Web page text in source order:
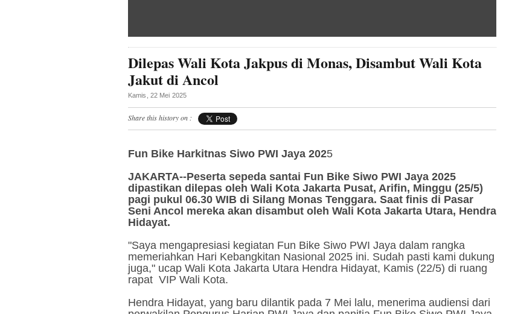
Dilepas Wali Kota Jakpus di Monas, Disambut Wali Kota
Jakut di Ancol
Kamis, 22 Mei 2025
Share this history on :
Fun Bike Harkitnas Siwo PWI Jaya 2025
JAKARTA--Peserta sepeda santai Fun Bike Siwo PWI Jaya 2025
dipastikan dilepas oleh Wali Kota Jakarta Pusat, Arifin, Minggu (25/5)
pagi pukul 06.30 WIB di Silang Monas Tenggara. Saat finis di Pasar
Seni Ancol mereka akan disambut oleh Wali Kota Jakarta Utara, Hendra
Hidayat.
"Saya mengapresiasi kegiatan Fun Bike Siwo PWI Jaya dalam rangka
memeriahkan Hari Kebangkitan Nasional 2025 ini. Sudah pasti kami dukung
juga," ucap Wali Kota Jakarta Utara Hendra Hidayat, Kamis (22/5) di ruang
rapat VIP Wali Kota.
Hendra Hidayat, yang baru dilantik pada 7 Mei lalu, menerima audiensi dari